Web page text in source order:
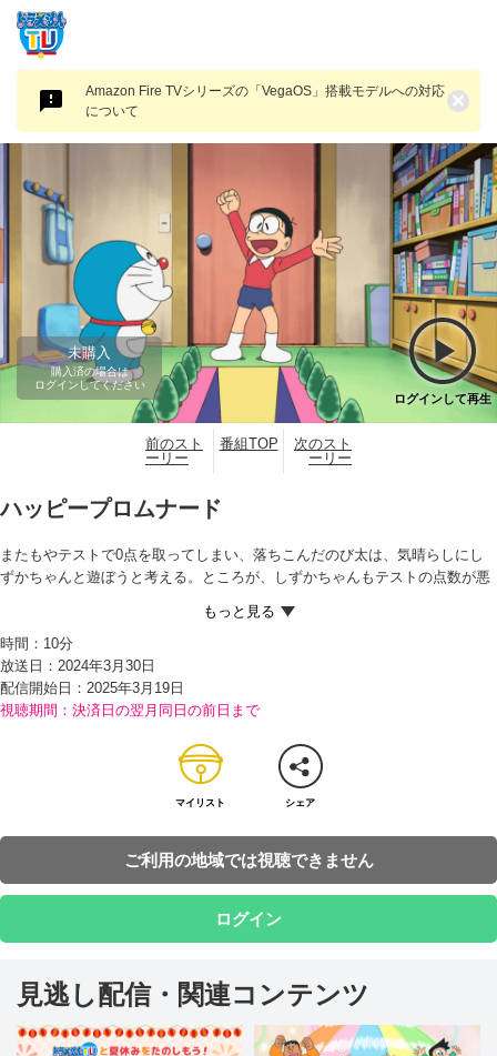
Amazon Fire TVシリーズの「VegaOS」搭載モデルへの対応
について
×
未購入
購入済の場合は
ログインしてください
ログインして再生
前のスト
ーリー
番組TOP
次のスト
ーリー
ハッピープロムナード
またもやテストで0点を取ってしまい、落ちこんだのび太は、気晴らしにし
ずかちゃんと遊ぼうと考える。ところが、しずかちゃんもテストの点数が悪
が、しずかちゃんの点数が85点だったと聞き、ますます落ちこんでしまう。
家に帰ると、ちょうどやってきたセールスマンに百科事典を見せられ、これ
で少しは成績（せいせき）が上がるかもと言われたのび太は大激怒（げき
ど）。さらに落ちこんだのび太はおやつにも反応（はんのう）せず、ドラえ
もんが「火事だ！地震（じしん）だ！」とさけんでも無反応…。
ゅうたんのようなひみつ道具を取り出す。これの上を歩くよう言われたのび
太は、気持ちが軽くなったからビックリ！ 一歩進むごとにゆかいになると言
われた通り、すっかり元気になる。
ころが、、ハッピープロムナードの上を歩いたしずかちゃんは、なぜかさら
に落ちこんでしまい…!?
時間： 10分
放送日：2024年3月30日
配信開始日： 2025年3月19日
視聴期間：決済日の翌月同日の前日まで
マイリスト シェア
ご利用の地域では視聴できません
ログイン
見逃し配信・関連コンテンツ